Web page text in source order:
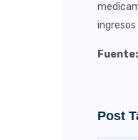
ingresos
Fuente:
Post